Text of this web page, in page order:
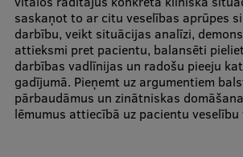
saskaņot to ar citu veselības aprūpes
darbību, veikt situācijas analīzi,
attieksmi pret pacientu, balansēti
darbības vadlīnijas un radošu pieeju
gadījumā. Pieņemt uz argumentiem
pārbaudāmus un zinātniskas
lēmumus attiecībā uz pacientu veselību